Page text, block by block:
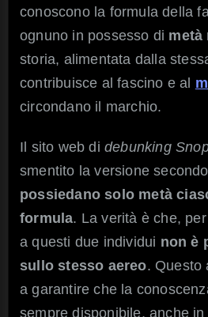
conoscono la formula della
ognuno in possesso di metà
storia, alimentata dalla
contribuisce al fascino e al
circondano il marchio.
Il sito web di debunking
smentito la versione
possiedano solo metà
formula. La verità è che,
a questi due individui non è
sullo stesso aereo. Questo
a garantire che la
sempre disponibile, anche